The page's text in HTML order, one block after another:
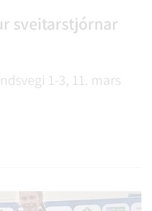
sveitarstjórnar
1-3, 11. mars